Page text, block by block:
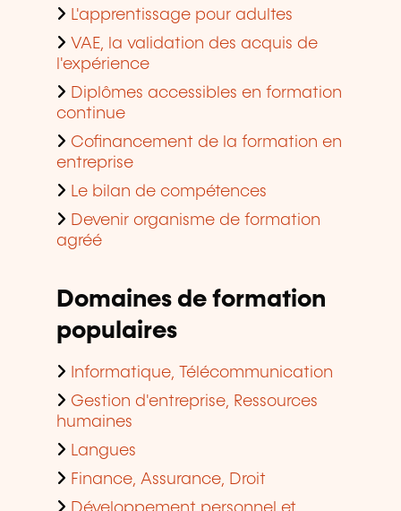
L'apprentissage pour adultes
VAE, la validation des acquis de
l'expérience
Diplômes accessibles en formation
continue
Cofinancement de la formation en
entreprise
Le bilan de compétences
Devenir organisme de formation
agréé
Domaines de formation
populaires
Informatique, Télécommunication
Gestion d'entreprise, Ressources
humaines
Langues
Finance, Assurance, Droit